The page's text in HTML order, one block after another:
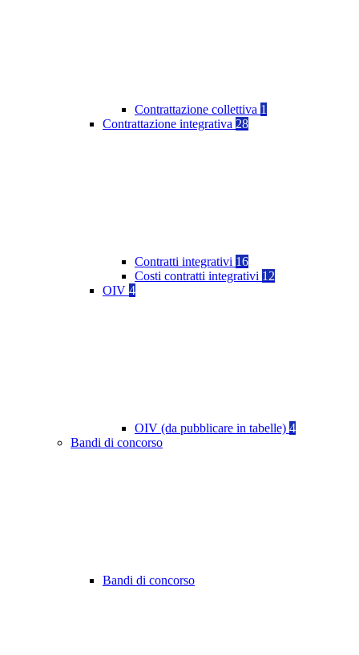
Contrattazione collettiva 1
Contrattazione integrativa 28
Contratti integrativi 16
Costi contratti integrativi 12
OIV 4
OIV (da pubblicare in tabelle) 4
Bandi di concorso
Bandi di concorso